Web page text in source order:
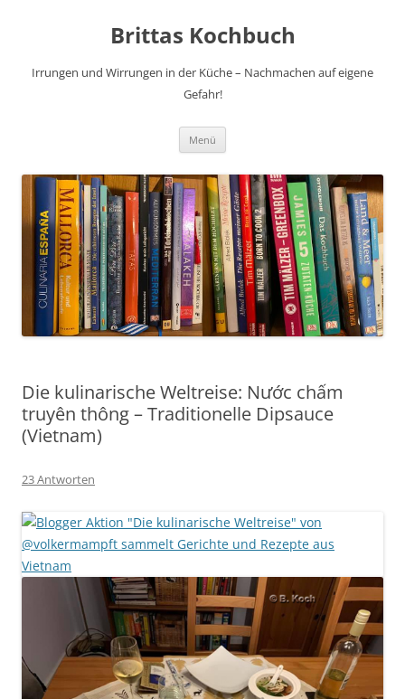
Brittas Kochbuch
Irrungen und Wirrungen in der Küche – Nachmachen auf eigene
Gefahr!
Menü
Die kulinarische Weltreise: Nước chấm
truyên thông – Traditionelle Dipsauce
(Vietnam)
23 Antworten